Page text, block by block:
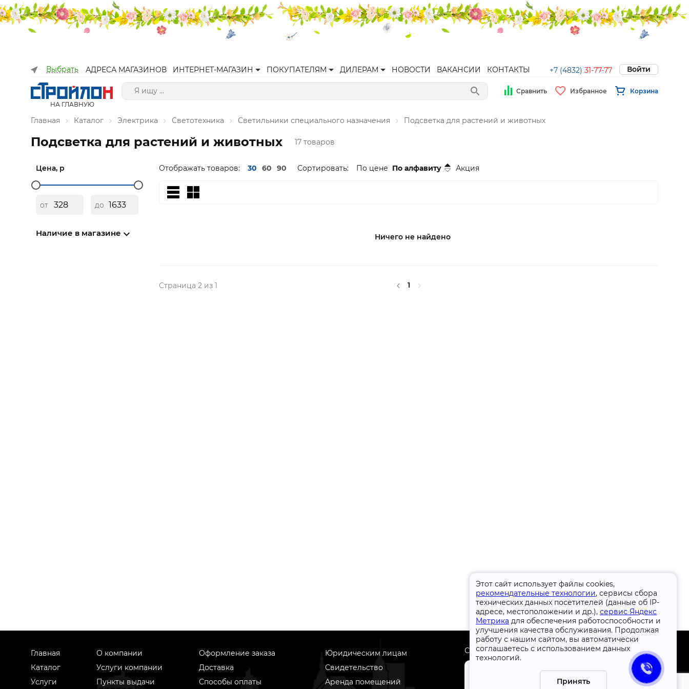
Выбрать АДРЕСА МАГАЗИНОВ ИНТЕРНЕТ-МАГАЗИН ПОКУПАТЕЛЯМ ДИЛЕРАМ НОВОСТИ ВАКАНСИИ КОНТАКТЫ +7 (4832) 31-77-77 Войти
НА ГЛАВНУЮ
Сравнить Избранное Корзина
Главная Каталог Электрика Светотехника Светильники специального назначения Подсветка для растений и животных
Этот сайт использует файлы cookies,
рекомендательные технологии, сервисы сбора
технических данных посетителей (данные об IP-
адресе, местоположении и др.), сервис Яндекс
Метрика для обеспечения работоспособности и
улучшения качества обслуживания. Продолжая
работу с нашим сайтом, вы автоматически
соглашаетесь с использованием данных
технологий.
Принять
Подсветка для растений и животных 17 товаров
Цена, р
от до
Наличие в магазине
Отображать товаров: 30 60 90 Сортировать: По цене По алфавиту Акция
Ничего не найдено
Страница 2 из 1 1
Главная
Каталог
Услуги
О компании
Услуги компании
Пункты выдачи
Оформление заказа
Доставка
Способы оплаты
Юридическим лицам
Свидетельство
Аренда помещений
Скачать приложение